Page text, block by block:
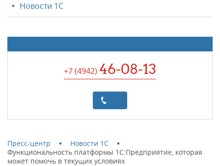
Новости 1С
+7 (4942) 46-08-13
Пресс-центр
Новости 1С
Функциональность платформы 1С:Предприятие, которая
может помочь в текущих условиях